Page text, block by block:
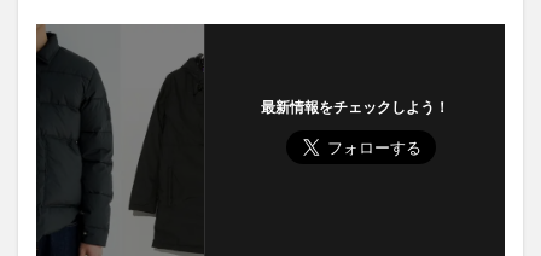
最新情報をチェックしよう！